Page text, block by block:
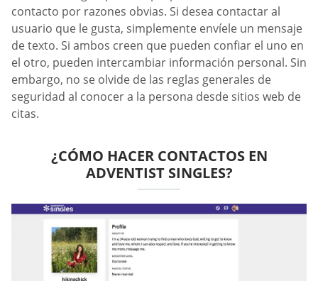
contacto por razones obvias. Si desea contactar al
usuario que le gusta, simplemente envíele un mensaje
de texto. Si ambos creen que pueden confiar el uno en
el otro, pueden intercambiar información personal. Sin
embargo, no se olvide de las reglas generales de
seguridad al conocer a la persona desde sitios web de
citas.
¿CÓMO HACER CONTACTOS EN
ADVENTIST SINGLES?